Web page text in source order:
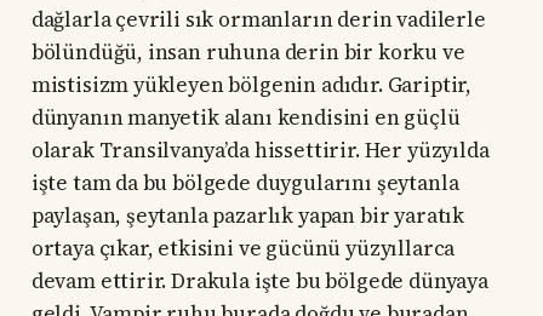
dağlarla çevrili sık ormanların derin vadilerle
bölündüğü, insan ruhuna derin bir korku ve
mistisizm yükleyen bölgenin adıdır. Gariptir,
dünyanın manyetik alanı kendisini en güçlü
olarak Transilvanya’da hissettirir. Her yüzyılda
işte tam da bu bölgede duygularını şeytanla
paylaşan, şeytanla pazarlık yapan bir yaratık
ortaya çıkar, etkisini ve gücünü yüzyıllarca
devam ettirir. Drakula işte bu bölgede dünyaya